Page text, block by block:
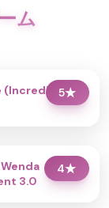
ム
5★
(Incredibox
4★
3.0